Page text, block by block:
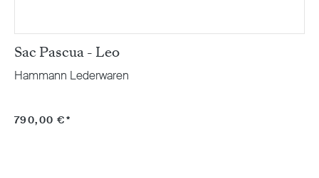
Sac Pascua - Leo
Hammann Lederwaren
790,00 €*